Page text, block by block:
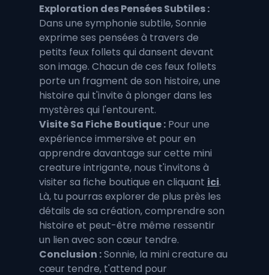
Exploration des Pensées Subtiles :
Dans une symphonie subtile, Sonnie
exprime ses pensées à travers de
petits feux follets qui dansent devant
son image. Chacun de ces feux follets
porte un fragment de son histoire, une
histoire qui t'invite à plonger dans les
mystères qui l'entourent.
Visite Sa Fiche Boutique : Pour une
expérience immersive et pour en
apprendre davantage sur cette mini
creature intrigante, nous t'invitons à
visiter sa fiche boutique en cliquant ici.
Là, tu pourras explorer de plus près les
détails de sa création, comprendre son
histoire et peut-être même ressentir
un lien avec son cœur tendre.
Conclusion : Sonnie, la mini creature au
cœur tendre, t'attend pour